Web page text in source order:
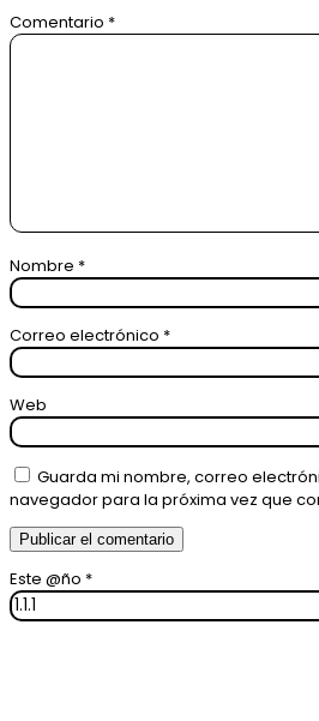
Comentario *
Nombre *
Correo electrónico *
Web
Guarda mi nombre, correo
navegador para la próxima vez que
Este @ño *